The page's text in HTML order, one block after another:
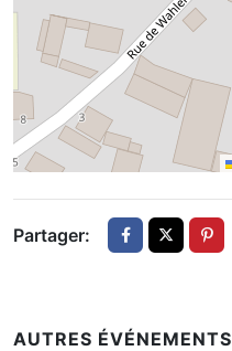
Partager:
AUTRES ÉVÉNEMENTS